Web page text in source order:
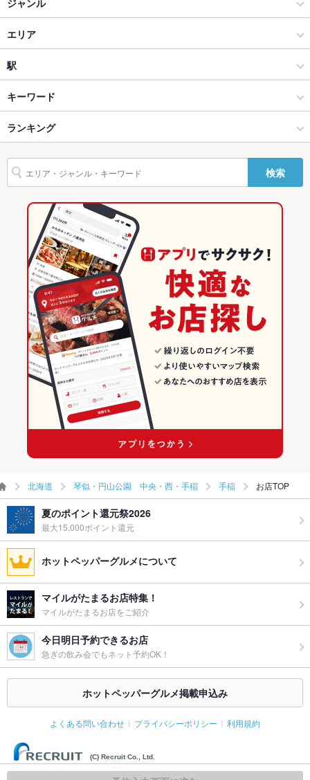
設備
Wi-Fi
バリアフリ
ー
あり ：お手伝いが必要な方はスタッフまでお気軽にお問い合わ
せ下さい。
駐車場 なし ：お近くの有料パーキングをご利用下さい。
TV・プロジ
ェクタ
あり
その他設備 フリー飲み放題/幹事様特典/誕生日のメッセージプレート有
飲み放題
あり ：飲み放題のみPLAN/飲み放題付コースともに用意してお
ります。
食べ放題 なし ：宴会最大30名様までOK！/コース予約24時間受付中！
カクテル充実、焼酎充実、日本酒充実、ワイン充実
お子様連れ
お子様連れOK ：お子様連れの方も歓迎です！何かあればスタ
ッフまでお気軽にお声掛け下さい！
店舗までお問い合わせ下さい！
プライズ対
ジャンル
居酒屋
和風
琴似・円山公園 中央・西・手稲 × 居酒屋
琴似・円山公園 中央・西・手稲 × 和風
手稲駅 × 居酒屋
手稲駅 × 和風
和食全般
琴似・円山公園 中央・西・手稲 × 和食
琴似・円山公園 中央・西・手稲 × 和食全般
手稲駅 × 和食
手稲駅 × 和食全般
エリア
手稲
手稲 × 居酒屋
手稲 × 和風
手稲 × 和食
手稲 × 和食全般
北海道 × 居酒屋
北海道 × 和風
北海道 × 和食
北海道 × 和食全般
駅
手稲駅
キーワード
手羽先 からあげ
ランキング
北海道のグルメランキング
北海道の居酒屋ランキング
琴似・円山公園 中央・西・手稲のグルメランキング
琴似・円山公園 中央・西・手稲の居酒屋ランキング
手稲のグルメランキング
手稲の居酒屋ランキング
検索
北海道 琴似・円山公園 中央・西・手稲 手稲 お店TOP
夏のポイント還元祭2026
最大15,000ポイント還元
ホットペッパーグルメについて
マイルがたまるお店特集！
マイルがたまるお店をご紹介
今日明日予約できるお店
急ぎの飲み会でもネット予約OK！
ホットペッパーグルメ掲載申込み
よくある問い合わせ プライバシーポリシー 利用規約
(C) Recruit Co., Ltd.
この日時はリクエスト予約です